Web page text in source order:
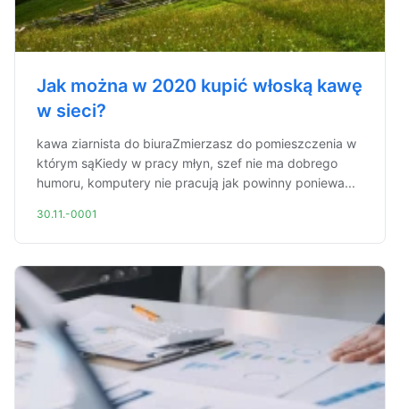
Jak można w 2020 kupić włoską kawę
w sieci?
kawa ziarnista do biuraZmierzasz do pomieszczenia w
którym sąKiedy w pracy młyn, szef nie ma dobrego
humoru, komputery nie pracują jak powinny poniewa...
30.11.-0001